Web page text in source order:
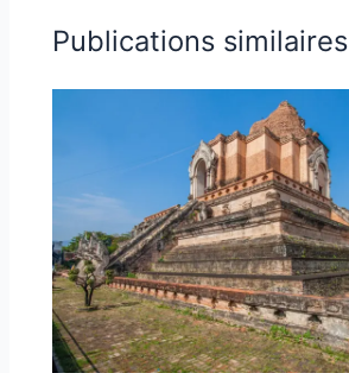
Publications similaires